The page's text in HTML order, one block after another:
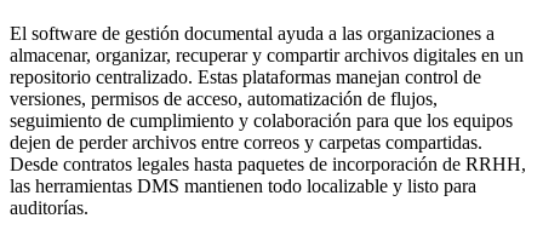
El software de gestión documental ayuda a las organizaciones a
almacenar, organizar, recuperar y compartir archivos digitales en un
repositorio centralizado. Estas plataformas manejan control de
versiones, permisos de acceso, automatización de flujos,
seguimiento de cumplimiento y colaboración para que los equipos
dejen de perder archivos entre correos y carpetas compartidas.
Desde contratos legales hasta paquetes de incorporación de RRHH,
las herramientas DMS mantienen todo localizable y listo para
auditorías.